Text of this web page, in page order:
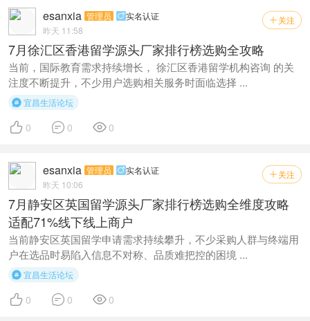
 关注
esanxia 管理员 实名认证
昨天 11:58
7月徐汇区香港留学源头厂家排行榜选购全攻略
当前，国际教育需求持续增长， 徐汇区香港留学机构咨询 的关
注度不断提升，不少用户选购相关服务时面临选择 ...
宜昌生活论坛
 0  0  0
 关注
esanxia 管理员 实名认证
昨天 10:06
7月静安区英国留学源头厂家排行榜选购全维度攻略
适配71%线下线上商户
当前静安区英国留学申请需求持续攀升，不少采购人群与终端用
户在选品时易陷入信息不对称、品质难把控的困境 ...
宜昌生活论坛
 0  0  0